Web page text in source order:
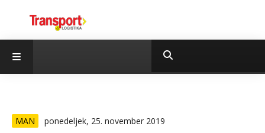
MAN ponedeljek, 25. november 2019